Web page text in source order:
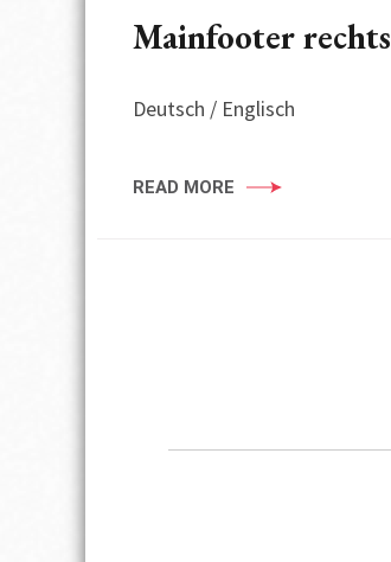
Mainfooter rechts
Deutsch / Englisch
READ MORE